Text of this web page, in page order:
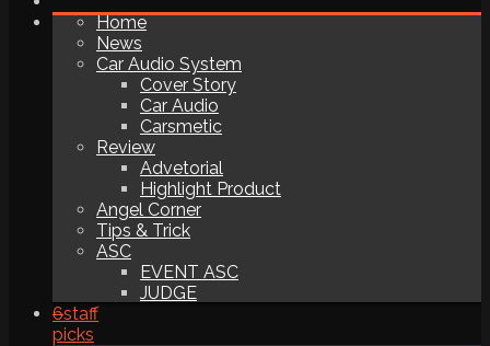
Home
News
Car Audio System
Cover Story
Car Audio
Carsmetic
Review
Advetorial
Highlight Product
Angel Corner
Tips & Trick
ASC
EVENT ASC
JUDGE
6staff
picks